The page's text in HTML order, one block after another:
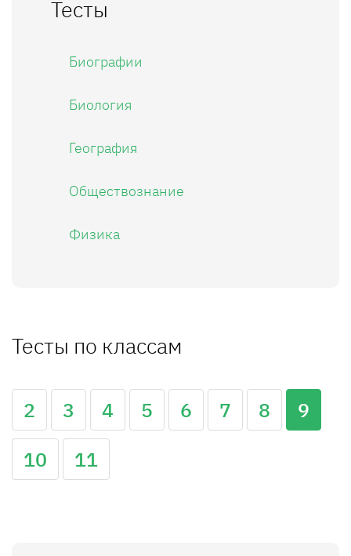
Тесты
Биографии
Биология
География
Обществознание
Физика
Тесты по классам
2 3 4 5 6 7 8
9
10
11